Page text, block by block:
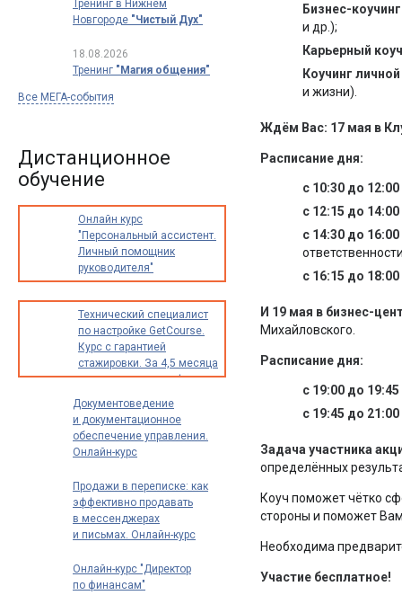
Бизнес-коучинг
и др.);
Карьерный
Коучинг
и жизни).
Ждём Вас: 17 мая в
Расписание дня:
с 10:30 до
с 12:15 до
с 14:30 до 16:00
с 16:15 до
И 19 мая в бизнес-
Михайловского.
Расписание дня:
с 19:00 до
с 19:45 до
Задача участника
определённых
Коуч поможет чётко
стороны и поможет
Необходима
Участие бесплатное!
Тренинг в Нижнем
Новгороде "Чистый Дух"
18.08.2026
Тренинг "Магия общения"
Все МЕГА-события
Дистанционное
обучение
Онлайн курс
"Персональный ассистент.
Личный помощник
руководителя"
Технический специалист
по настройке GetCourse.
Курс с гарантией
стажировки. За 4,5 месяца
освоите новую профессию
до 70 000 рублей в месяц
Документоведение
и документационное
обеспечение управления.
Онлайн-курс
Продажи в переписке: как
эффективно продавать
в мессенджерах
и письмах. Онлайн-курс
Онлайн-курс "Директор
по финансам"